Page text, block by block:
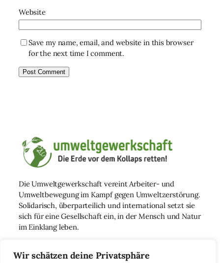
Wir schätzen deine Privatsphäre
Website
Save my name, email, and website in this browser
for the next time I comment.
Die Umweltgewerkschaft vereint Arbeiter- und
Umweltbewegung im Kampf gegen Umweltzerstörung.
Solidarisch, überparteilich und international setzt sie
sich für eine Gesellschaft ein, in der Mensch und Natur
im Einklang leben.